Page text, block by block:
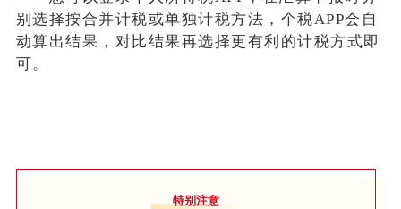
别选择按合并计税或单独计税方法，个税APP会自
动算出结果，对比结果再选择更有利的计税方式即
可。
特别注意